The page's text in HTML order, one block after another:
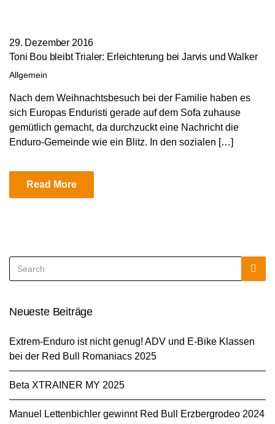
e
29. Dezember 2016
Toni Bou bleibt Trialer: Erleichterung bei Jarvis und Walker
Allgemein
Nach dem Weihnachtsbesuch bei der Familie haben es
sich Europas Enduristi gerade auf dem Sofa zuhause
gemütlich gemacht, da durchzuckt eine Nachricht die
Enduro-Gemeinde wie ein Blitz. In den sozialen […]
Read More
for:
Neueste Beiträge
Extrem-Enduro ist nicht genug! ADV und E-Bike Klassen
bei der Red Bull Romaniacs 2025
Beta XTRAINER MY 2025
Manuel Lettenbichler gewinnt Red Bull Erzbergrodeo 2024